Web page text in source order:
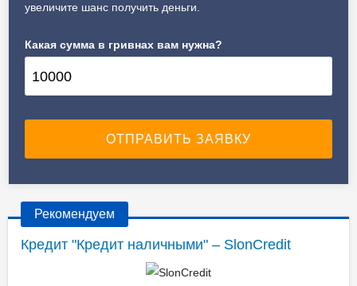
увеличите шанс получить деньги.
Какая сумма в гривнах вам нужна?
Рекомендуем
Кредит "Кредит наличными" – SlonCredit